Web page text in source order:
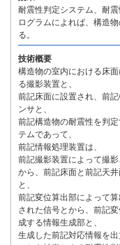
耐震性判定システム、耐
ログラムによれば、構造
る。
技術概要
構造物の室内における床
る撮影装置と、
前記床面に設置され、前
ンサと、
前記構造物の耐震性を判
テムであって、
前記情報処理装置は、
前記撮影装置によって撮
から、前記床面と前記天
と、
前記変位算出部によって
された信号とから、前記
成する情報生成部と、
生成した前記対応情報を